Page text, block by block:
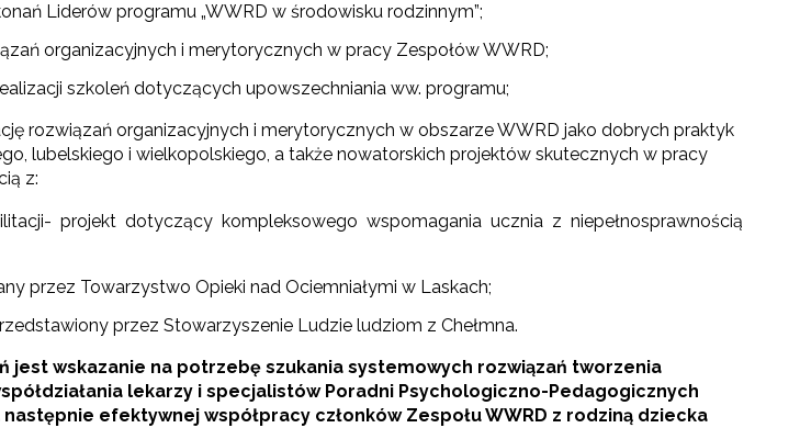
w szkole"
dziecka"
Liderów programu „WWRD w środowisku rodzinnym”;
organizacyjnych i merytorycznych w pracy Zespołów WWRD;
szkoleń dotyczących upowszechniania ww. programu;
rozwiązań organizacyjnych i merytorycznych w obszarze WWRD jako dobrych praktyk
lubelskiego i wielkopolskiego, a także nowatorskich projektów skutecznych w pracy
z:
projekt dotyczący kompleksowego wspomagania ucznia z niepełnosprawnością
przez Towarzystwo Opieki nad Ociemniałymi w Laskach;
przez Stowarzyszenie Ludzie ludziom z Chełmna.
jest wskazanie na potrzebę szukania systemowych rozwiązań tworzenia
lekarzy i specjalistów Poradni Psychologiczno-Pedagogicznych
efektywnej współpracy członków Zespołu WWRD z rodziną dziecka